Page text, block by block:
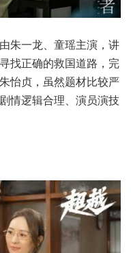
朱一龙、童瑶主演，讲
找正确的救国道路，完
怡贞，虽然题材比较严
情逻辑合理、演员演技